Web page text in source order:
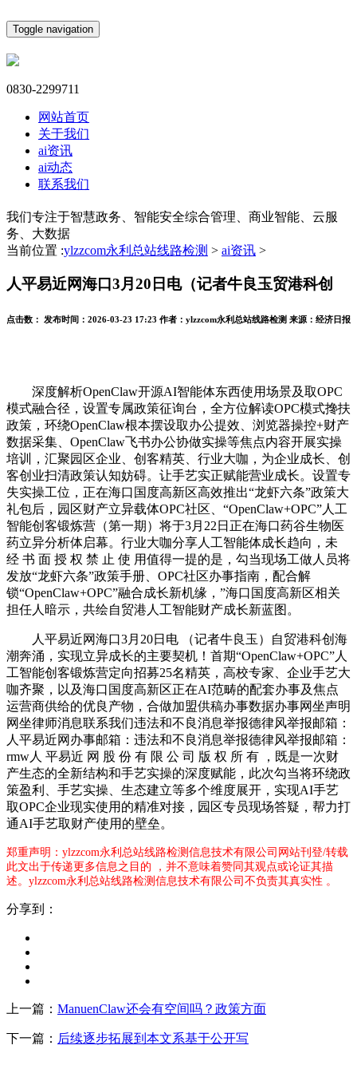
Toggle navigation
0830-2299711
网站首页
关于我们
ai资讯
ai动态
联系我们
我们专注于智慧政务、智能安全综合管理、商业智能、云服
务、大数据
当前位置 :ylzzcom永利总站线路检测 > ai资讯 >
人平易近网海口3月20日电（记者牛良玉贸港科创
点击数： 发布时间： 2026-03-23 17:23 作者： ylzzcom永利总站线路检测 来源： 经济日报
深度解析OpenClaw开源AI智能体东西使用场景及取OPC
模式融合径，设置专属政策征询台，全方位解读OPC模式搀扶
政策，环绕OpenClaw根本摆设取办公提效、浏览器操控+财产
数据采集、OpenClaw飞书办公协做实操等焦点内容开展实操
培训，汇聚园区企业、创客精英、行业大咖，为企业成长、创
客创业扫清政策认知妨碍。让手艺实正赋能营业成长。设置专
失实操工位，正在海口国度高新区高效推出“龙虾六条”政策大
礼包后，园区财产立异载体OPC社区、“OpenClaw+OPC”人工
智能创客锻炼营（第一期）将于3月22日正在海口药谷生物医
药立异分析体启幕。行业大咖分享人工智能体成长趋向，未
经 书 面 授 权 禁 止 使 用值得一提的是，勾当现场工做人员将
发放“龙虾六条”政策手册、OPC社区办事指南，配合解
锁“OpenClaw+OPC”融合成长新机缘，”海口国度高新区相关
担任人暗示，共绘自贸港人工智能财产成长新蓝图。
人平易近网海口3月20日电 （记者牛良玉）自贸港科创海
潮奔涌，实现立异成长的主要契机！首期“OpenClaw+OPC”人
工智能创客锻炼营定向招募25名精英，高校专家、企业手艺大
咖齐聚，以及海口国度高新区正在AI范畴的配套办事及焦点
运营商供给的优良产物，合做加盟供稿办事数据办事网坐声明
网坐律师消息联系我们违法和不良消息举报德律风举报邮箱：
人平易近网办事邮箱：违法和不良消息举报德律风举报邮箱：
rmw人 平易近 网 股 份 有 限 公 司 版 权 所 有 ，既是一次财
产生态的全新结构和手艺实操的深度赋能，此次勾当将环绕政
策盈利、手艺实操、生态建立等多个维度展开，实现AI手艺
取OPC企业现实使用的精准对接，园区专员现场答疑，帮力打
通AI手艺取财产使用的壁垒。
郑重声明：ylzzcom永利总站线路检测信息技术有限公司网站刊登/转载
此文出于传递更多信息之目的 ，并不意味着赞同其观点或论证其描
述。ylzzcom永利总站线路检测信息技术有限公司不负责其真实性 。
分享到：
上一篇： ManuenClaw还会有空间吗？政策方面
下一篇： 后续逐步拓展到本文系基于公开写